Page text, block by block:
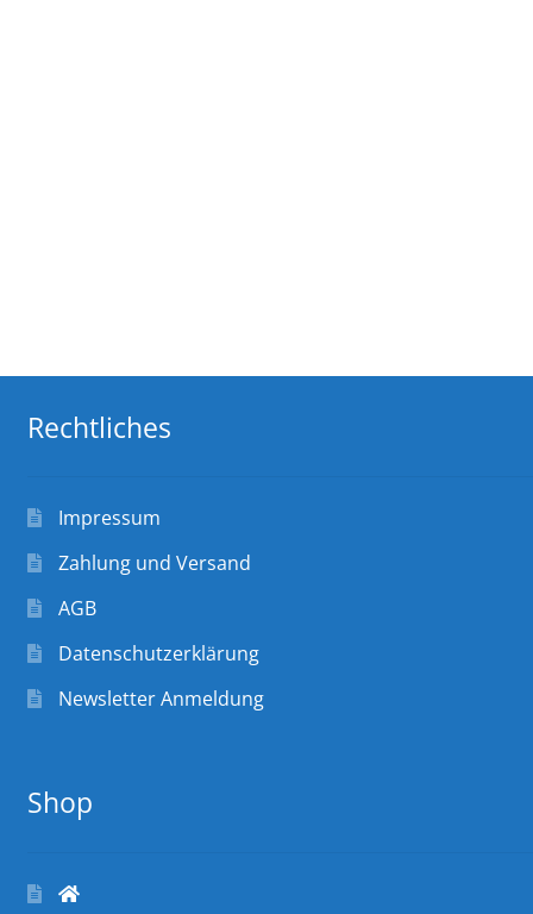
Rechtliches
Impressum
Zahlung und Versand
AGB
Datenschutzerklärung
Newsletter Anmeldung
Shop